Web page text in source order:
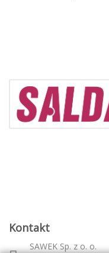
Kontakt
SAWEK Sp. z o. o.